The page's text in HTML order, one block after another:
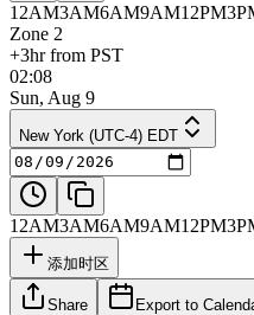
12AM3AM6AM9AM12PM
Zone 2
+3hr from PST
02:08
Sun, Aug 9
New York (UTC-4) EDT
12AM3AM6AM9AM12PM
添加时区
Share Export to